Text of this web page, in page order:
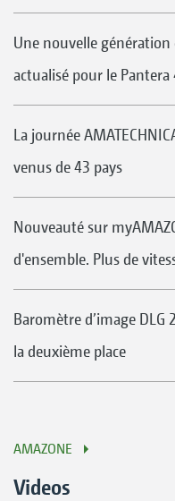
Une nouvelle
actualisé pour le Pantera
La journée
venus de 43 pays
Nouveauté sur
d'ensemble. Plus de
Baromètre d’image DLG
la deuxième place
AMAZONE
Videos